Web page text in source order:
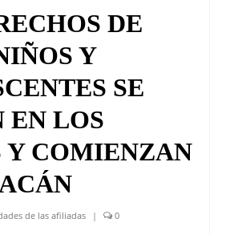
DE
Y
SE
EN LOS
Y COMIENZAN
de las afiliadas | 0